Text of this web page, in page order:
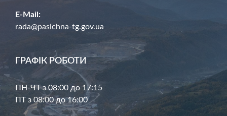
E-Mail:
rada@pasichna-tg.gov.ua
ГРАФІК РОБОТИ
ПН-ЧТ з 08:00 до 17:15
ПТ з 08:00 до 16:00